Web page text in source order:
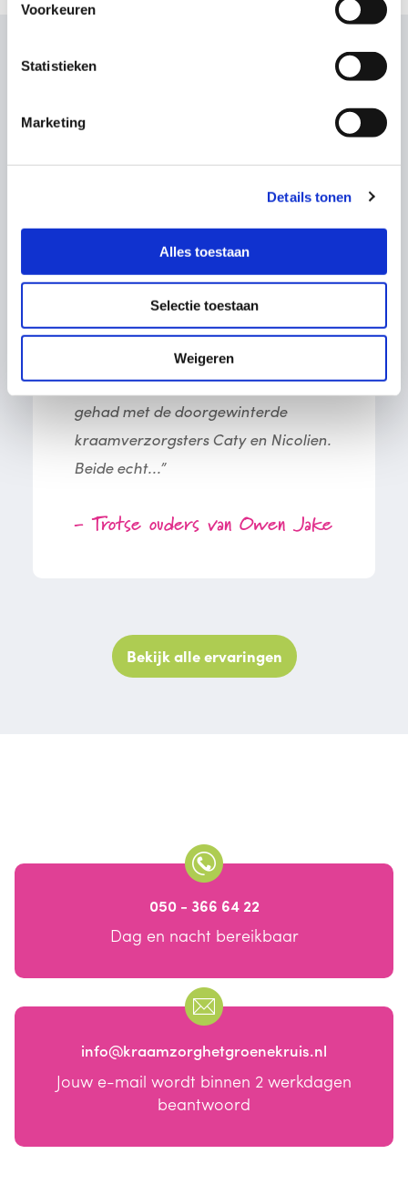
Voorkeuren
Statistieken
Marketing
Details tonen
Alles toestaan
Selectie toestaan
Weigeren
Wat onze klanten zeggen
Owen Jake
“Een ontzettend fijne kraamweek
gehad met de doorgewinterde
kraamverzorgsters Caty en Nicolien.
Beide echt...”
- Trotse ouders van Owen Jake
Bekijk alle ervaringen
050 - 366 64 22
Dag en nacht bereikbaar
info@kraamzorghetgroenekruis.nl
Jouw e-mail wordt binnen 2 werkdagen
beantwoord